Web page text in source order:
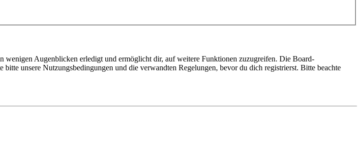
Augenblicken erledigt und ermöglicht dir, auf weitere Funktionen zuzugreifen. Die Board-
unsere Nutzungsbedingungen und die verwandten Regelungen, bevor du dich registrierst. Bitte beachte